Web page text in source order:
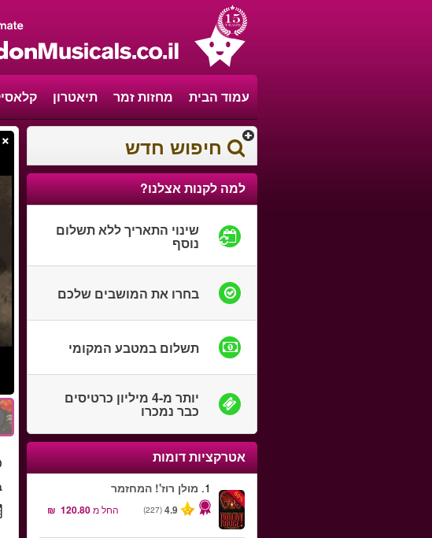
עמוד הבית מחזות זמר תיאטרון
חיפוש חדש
למה לקנות אצלנו?
שינוי התאריך ללא תשלום
נוסף
בחרו את המושבים שלכם
תשלום במטבע המקומי
יותר מ-4 מיליון כרטיסים
כבר נמכרו
אטרקציות דומות
-50%
1. מולן רוז'! המחזמר
4.9
(227) החל מ‏120.80 ‏ ₪
×